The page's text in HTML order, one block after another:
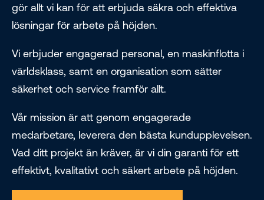
gör allt vi kan för att erbjuda säkra och effektiva
lösningar för arbete på höjden.
Vi erbjuder engagerad personal, en maskinflotta i
världsklass, samt en organisation som sätter
säkerhet och service framför allt.
Vår mission är att genom engagerade
medarbetare, leverera den bästa kundupplevelsen.
Vad ditt projekt än kräver, är vi din garanti för ett
effektivt, kvalitativt och säkert arbete på höjden.